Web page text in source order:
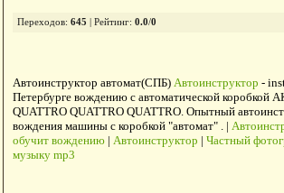
Переходов: 645 Рейтинг: 0.0/0
Автоинструктор автомат(СПБ) Автоинструктор -
Петербурге вождению с автоматической коробкой
QUATTRO QUATTRO QUATTRO. Опытный
вождения машины с коробкой "автомат" . |
обучит вождению| Автоинструктор | Частный
музыку mp3